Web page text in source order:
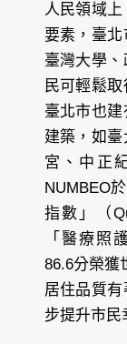
人民領域
要素，臺
臺灣大學
民可輕鬆取
臺北市也
建築，如
宮、中正
NUMBEO
指數」（
「醫療照
86.6分榮獲
居住品質
步提升市民